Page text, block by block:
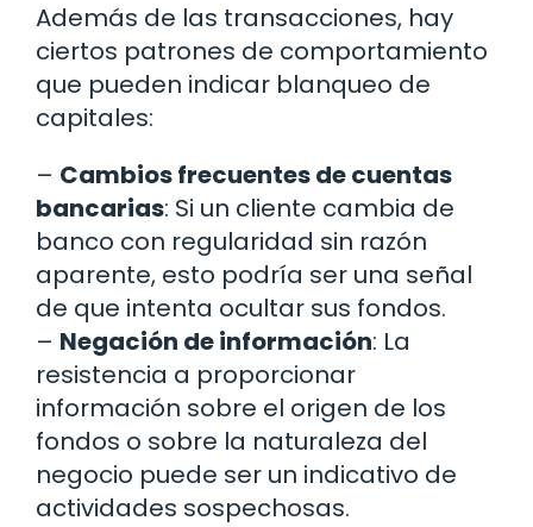
Además de las transacciones, hay
ciertos patrones de comportamiento
que pueden indicar blanqueo de
capitales:
– Cambios frecuentes de cuentas
bancarias: Si un cliente cambia de
banco con regularidad sin razón
aparente, esto podría ser una señal
de que intenta ocultar sus fondos.
– Negación de información: La
resistencia a proporcionar
información sobre el origen de los
fondos o sobre la naturaleza del
negocio puede ser un indicativo de
actividades sospechosas.